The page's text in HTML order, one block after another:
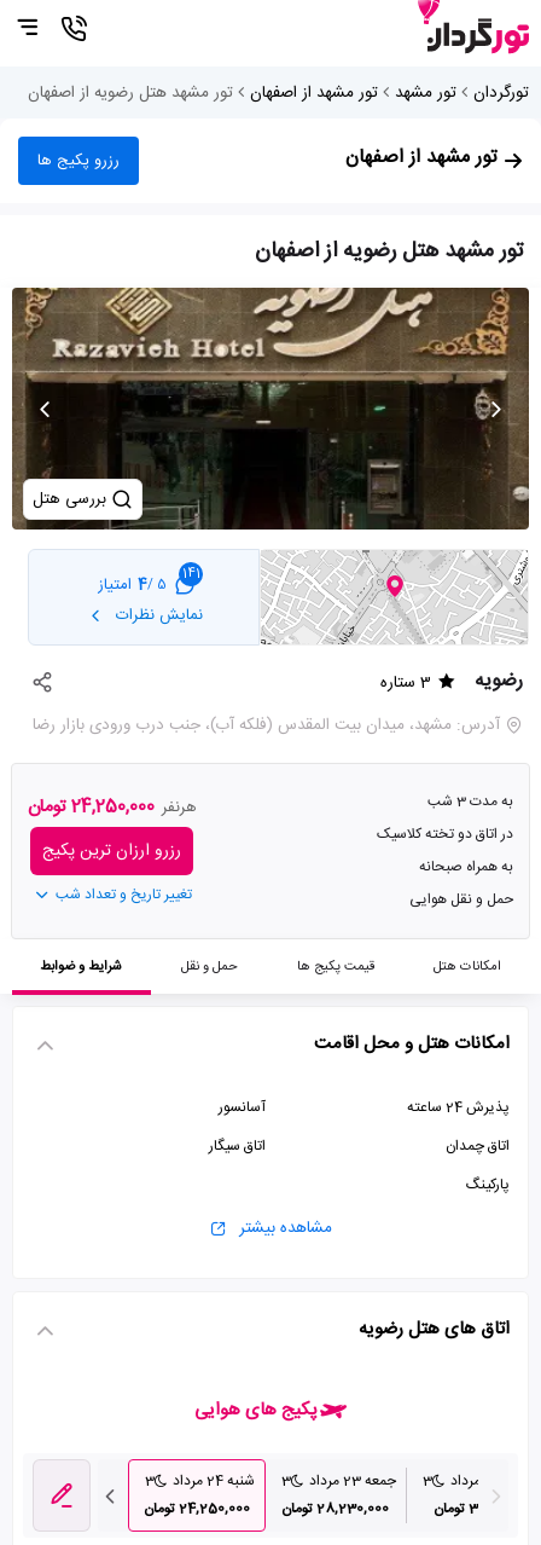
تورگردان تور مشهد تور مشهد از اصفهان تور مشهد هتل رضویه از اصفهان
تور مشهد از اصفهان رزرو پکیج ها
تور مشهد هتل رضویه از اصفهان
بررسی هتل
141
5 /
4 امتیاز
نمایش نظرات
رضویه
3 ستاره
آدرس: مشهد، میدان بیت المقدس (فلکه آب)، جنب درب ورودی بازار رضا
به مدت 3 شب
در اتاق دو تخته کلاسیک
به همراه صبحانه
حمل و نقل هوایی
هرنفر 24,250,000 تومان
رزرو ارزان ترین پکیج
تغییر تاریخ و تعداد شب
امکانات هتل قیمت پکیج ها حمل و نقل شرایط و ضوابط
امکانات هتل و محل اقامت
پذیرش 24 ساعته
آسانسور
اتاق چمدان
اتاق سیگار
پارکینگ
مشاهده بیشتر
اتاق های هتل رضویه
پکیج های هوایی
3
30,130,000 تومان
جمعه 23 مرداد
3
28,230,000 تومان
شنبه 24 مرداد
3
24,250,000 تومان
یکشنبه 25 مرداد
24,850,000 تومان